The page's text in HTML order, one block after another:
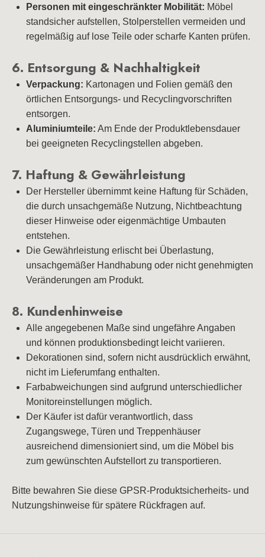
Personen mit eingeschränkter Mobilität: Möbel
standsicher aufstellen, Stolperstellen vermeiden und
regelmäßig auf lose Teile oder scharfe Kanten prüfen.
6. Entsorgung & Nachhaltigkeit
Verpackung: Kartonagen und Folien gemäß den
örtlichen Entsorgungs- und Recyclingvorschriften
entsorgen.
Aluminiumteile: Am Ende der Produktlebensdauer
bei geeigneten Recyclingstellen abgeben.
7. Haftung & Gewährleistung
Der Hersteller übernimmt keine Haftung für Schäden,
die durch unsachgemäße Nutzung, Nichtbeachtung
dieser Hinweise oder eigenmächtige Umbauten
entstehen.
Die Gewährleistung erlischt bei Überlastung,
unsachgemäßer Handhabung oder nicht genehmigten
Veränderungen am Produkt.
8. Kundenhinweise
Alle angegebenen Maße sind ungefähre Angaben
und können produktionsbedingt leicht variieren.
Dekorationen sind, sofern nicht ausdrücklich erwähnt,
nicht im Lieferumfang enthalten.
Farbabweichungen sind aufgrund unterschiedlicher
Monitoreinstellungen möglich.
Der Käufer ist dafür verantwortlich, dass
Zugangswege, Türen und Treppenhäuser
ausreichend dimensioniert sind, um die Möbel bis
zum gewünschten Aufstellort zu transportieren.
Bitte bewahren Sie diese GPSR‑Produktsicherheits‑ und
Nutzungshinweise für spätere Rückfragen auf.